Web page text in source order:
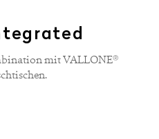
mit VALLONE®